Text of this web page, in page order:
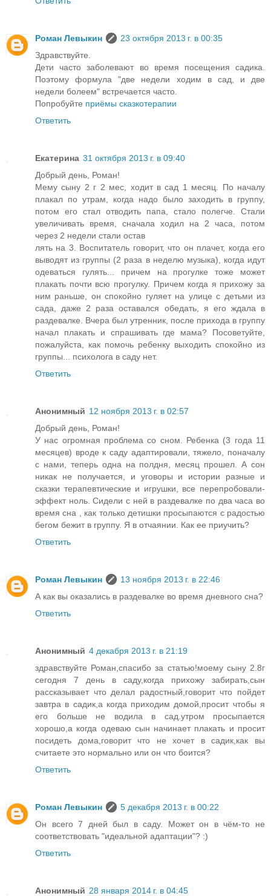
Роман Левыкин
23 октября 2013 г. в 00:35
Здравствуйте.
Дети часто заболевают во время посещения садика.
Поэтому формула "две недели ходим в сад, и две
недели болеем" встречается часто.
Попробуйте приёмы сказкотерапии
Ответить
Екатерина 31 октября 2013 г. в 09:40
Добрый день, Роман!
Мему сыну 2 г 2 мес, ходит в сад 1 месяц. По началу
плакал по утрам, когда надо было заходить в группу,
потом его стал отводить папа, стало полегче. Стали
увеличивать время, сначала ходил на 2 часа, потом
через 2 недели стали остав
лять на 3. Воспитатель говорит, что он плачет, когда его
выводят из группы (2 раза в неделю музыка), когда идут
одеваться гулять... причем на прогулке тоже может
плакать почти всю прогулку. Причем когда я прихожу за
ним раньше, он спокойно гуляет на улице с детьми из
сада, даже 2 раза оставался обедать, я его ждала в
раздевалке. Вчера был утренник, после прихода в группу
начал плакать и спрашивать где мама? Посоветуйте,
пожалуйста, как помочь ребенку выходить спокойно из
группы... психолога в саду нет.
Ответить
Анонимный 12 ноября 2013 г. в 02:57
Добрый день, Роман!
У нас огромная проблема со сном. Ребенка (3 года 11
месяцев) вроде к саду адаптировали, тяжело, поначалу
с нами, теперь одна на полдня, месяц прошел. А сон
никак не получается, и уговоры и истории разные и
сказки терапевтические и игрушки, все перепробовали-
эффект ноль. Сидели с ней в раздевалке по два часа во
время сна , как только детишки просыпаются с радостью
бегом бежит в группу. Я в отчаянии. Как ее приучить?
Ответить
Роман Левыкин
13 ноября 2013 г. в 22:46
А как вы оказались в раздевалке во время дневного сна?
Ответить
Анонимный 4 декабря 2013 г. в 21:19
здравствуйте Роман,спасибо за статью!моему сыну 2.8г
сегодня 7 день в саду,когда прихожу забирать,сын
рассказывает что делал радостный,говорит что пойдет
завтра в садик,а когда приходим домой,просит чтобы я
его больше не водила в сад.утром просыпается
хорошо,а когда одеваю сын начинает плакать и просит
посидеть дома,говорит что не хочет в садик,как вы
считаете это нормально или он что боится?
Ответить
Роман Левыкин
5 декабря 2013 г. в 00:22
Он всего 7 дней был в саду. Может он в чём-то не
соответствовать "идеальной адаптации"? :)
Ответить
Анонимный 28 января 2014 г. в 04:45